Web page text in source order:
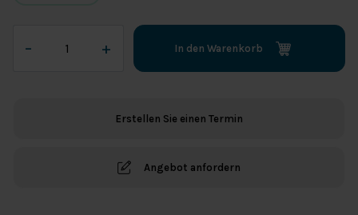
–
Lehm
+ In den Warenkorb
Erstellen Sie einen Termin
Angebot anfordern